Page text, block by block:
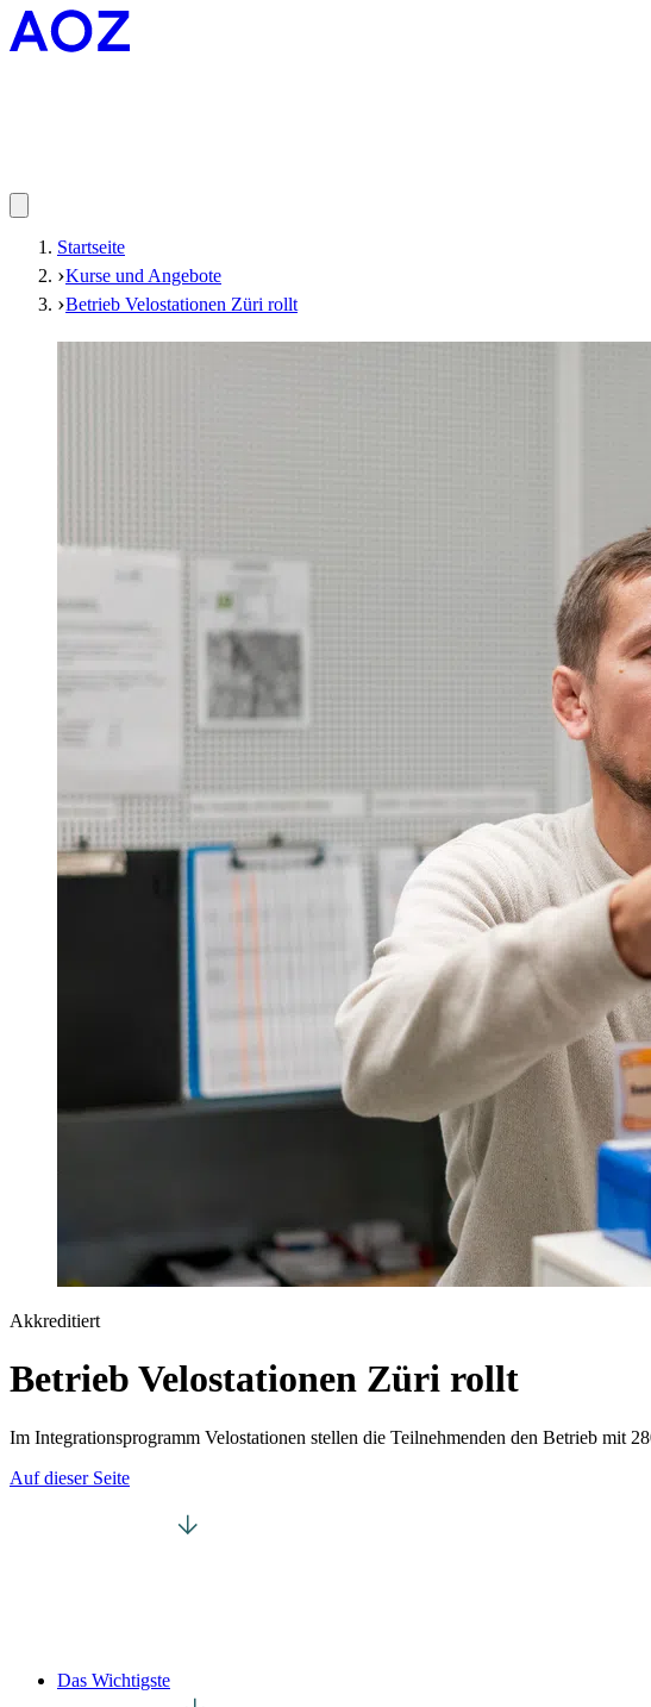
Startseite
Kurse und Angebote
Betrieb Velostationen Züri rollt
Akkreditiert
Betrieb Velostationen Züri rollt
Im Integrationsprogramm Velostationen stellen die Teilnehmenden den Betrieb mit
Auf dieser Seite
Das Wichtigste